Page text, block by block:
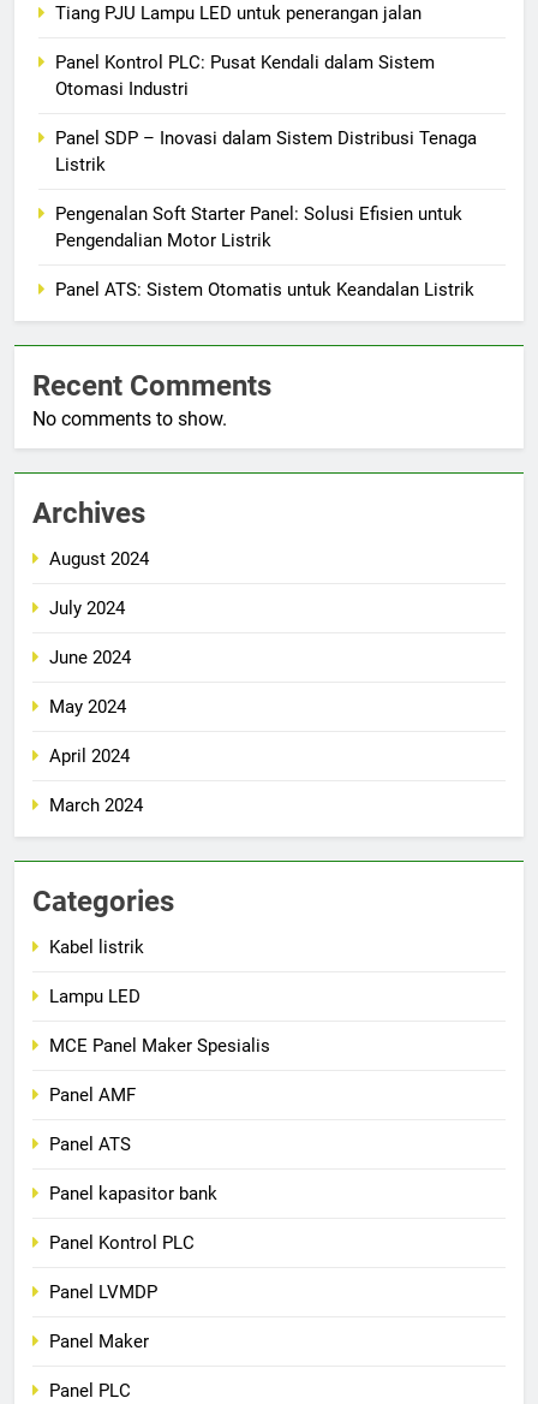
Tiang PJU Lampu LED untuk penerangan jalan
Panel Kontrol PLC: Pusat Kendali dalam Sistem
Otomasi Industri
Panel SDP – Inovasi dalam Sistem Distribusi Tenaga
Listrik
Pengenalan Soft Starter Panel: Solusi Efisien untuk
Pengendalian Motor Listrik
Panel ATS: Sistem Otomatis untuk Keandalan Listrik
Recent Comments
No comments to show.
Archives
August 2024
July 2024
June 2024
May 2024
April 2024
March 2024
Categories
Kabel listrik
Lampu LED
MCE Panel Maker Spesialis
Panel AMF
Panel ATS
Panel kapasitor bank
Panel Kontrol PLC
Panel LVMDP
Panel Maker
Panel PLC